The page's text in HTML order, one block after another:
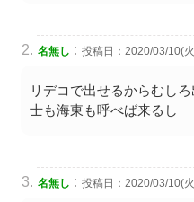
名無し : 投稿日：2020/03/10(
リデコで出せるからむし
士も海東も呼べば来るし
名無し : 投稿日：2020/03/10(